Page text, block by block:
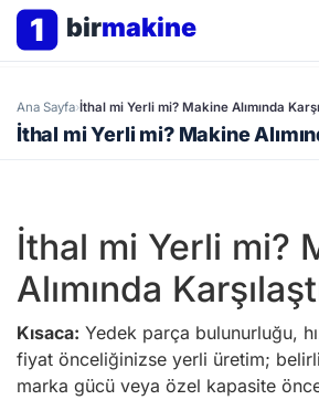
1 birmakine
Ana Sayfa›İthal mi Yerli mi? Makine Alımında
İthal mi Yerli mi? Makine
İthal mi Yerli mi?
Alımında
Kısaca: Yedek parça bulunurluğu,
fiyat önceliğinizse yerli üretim;
marka gücü veya özel kapasite